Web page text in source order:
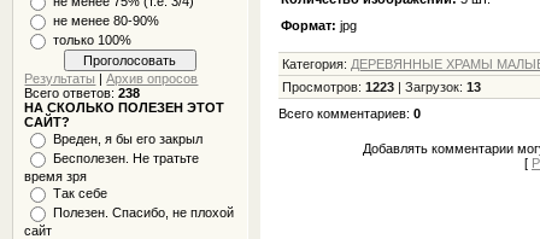
не менее 80-90%
только 100%
Результаты |Архив опросов
Всего ответов:238
НА СКОЛЬКО ПОЛЕЗЕН ЭТОТ
САЙТ?
Вреден, я бы его закрыл
Бесполезен. Не тратьте
время зря
Так себе
Полезен. Спасибо, не плохой
сайт
Формат: jpg
Категория: ДЕРЕВЯННЫЕ ХРАМЫ МАЛЫЕ
Просмотров: 1223| Загрузок: 13
Всего комментариев: 0
Добавлять комментарии
[